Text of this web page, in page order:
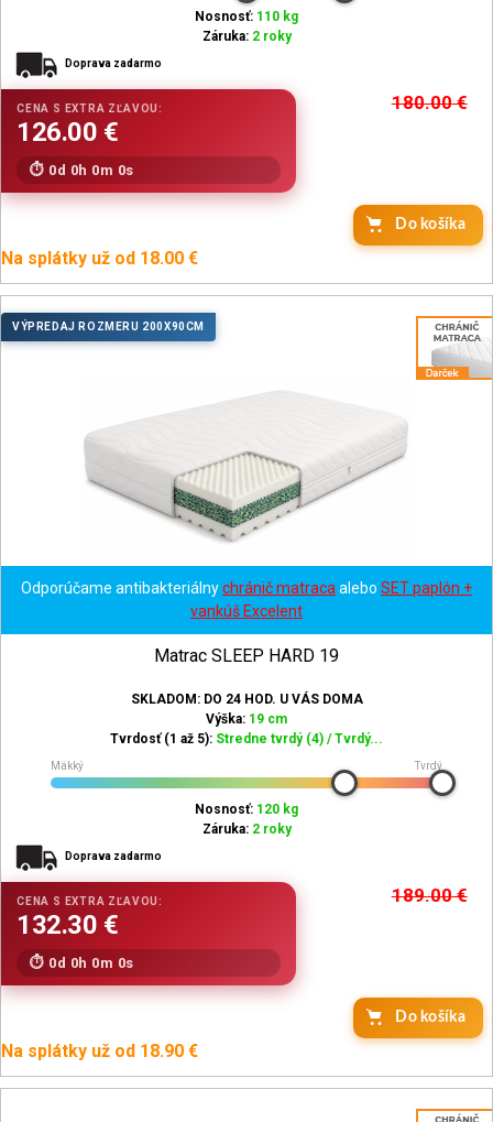
Nosnosť: 110 kg
Záruka: 2 roky
Doprava zadarmo
180.00€
0d 0h 0m 0s
Do košíka
Na splátky už od 18.00 €
VÝPREDAJ ROZMERU 200X90CM
Odporúčame antibakteriálnychránič matraca alebo SET paplón +
vankúš Excelent
Matrac SLEEP HARD 19
SKLADOM: DO 24 HOD. U VÁS DOMA
Výška: 19 cm
Tvrdosť (1 až 5): Stredne tvrdý (4) / Tvrdý...
Mäkký Tvrdý
Nosnosť: 120 kg
Záruka: 2 roky
Doprava zadarmo
189.00€
0d 0h 0m 0s
Do košíka
Na splátky už od 18.90 €